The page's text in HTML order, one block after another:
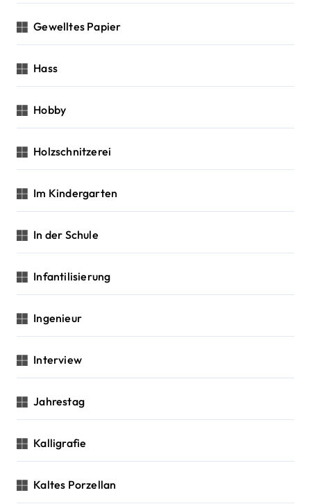
Gewelltes Papier
Hass
Hobby
Holzschnitzerei
Im Kindergarten
In der Schule
Infantilisierung
Ingenieur
Interview
Jahrestag
Kalligrafie
Kaltes Porzellan